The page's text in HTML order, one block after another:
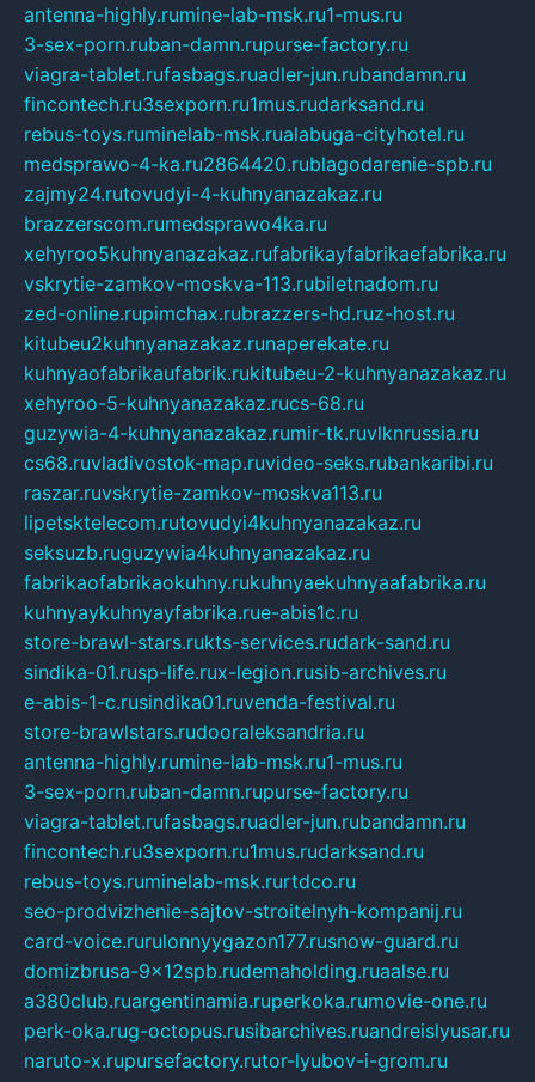
antenna-highly.rumine-lab-msk.ru1-mus.ru
3-sex-porn.ruban-damn.rupurse-factory.ru
viagra-tablet.rufasbags.ruadler-jun.rubandamn.ru
fincontech.ru3sexporn.ru1mus.rudarksand.ru
rebus-toys.ruminelab-msk.rualabuga-cityhotel.ru
medsprawo-4-ka.ru2864420.rublagodarenie-spb.ru
zajmy24.rutovudyi-4-kuhnyanazakaz.ru
brazzerscom.rumedsprawo4ka.ru
xehyroo5kuhnyanazakaz.rufabrikayfabrikaefabrika.ru
vskrytie-zamkov-moskva-113.rubiletnadom.ru
zed-online.rupimchax.rubrazzers-hd.ruz-host.ru
kitubeu2kuhnyanazakaz.runaperekate.ru
kuhnyaofabrikaufabrik.rukitubeu-2-kuhnyanazakaz.ru
xehyroo-5-kuhnyanazakaz.rucs-68.ru
guzywia-4-kuhnyanazakaz.rumir-tk.ruvlknrussia.ru
cs68.ruvladivostok-map.ruvideo-seks.rubankaribi.ru
raszar.ruvskrytie-zamkov-moskva113.ru
lipetsktelecom.rutovudyi4kuhnyanazakaz.ru
seksuzb.ruguzywia4kuhnyanazakaz.ru
fabrikaofabrikaokuhny.rukuhnyaekuhnyaafabrika.ru
kuhnyaykuhnyayfabrika.rue-abis1c.ru
store-brawl-stars.rukts-services.rudark-sand.ru
sindika-01.rusp-life.rux-legion.rusib-archives.ru
e-abis-1-c.rusindika01.ruvenda-festival.ru
store-brawlstars.rudooraleksandria.ru
antenna-highly.rumine-lab-msk.ru1-mus.ru
3-sex-porn.ruban-damn.rupurse-factory.ru
viagra-tablet.rufasbags.ruadler-jun.rubandamn.ru
fincontech.ru3sexporn.ru1mus.rudarksand.ru
rebus-toys.ruminelab-msk.rurtdco.ru
seo-prodvizhenie-sajtov-stroitelnyh-kompanij.ru
card-voice.rurulonnyygazon177.rusnow-guard.ru
domizbrusa-9x12spb.rudemaholding.ruaalse.ru
a380club.ruargentinamia.ruperkoka.rumovie-one.ru
perk-oka.rug-octopus.rusibarchives.ruandreislyusar.ru
naruto-x.rupursefactory.rutor-lyubov-i-grom.ru